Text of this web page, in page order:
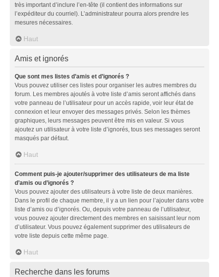
très important d’inclure l’en-tête (il contient des informations sur
l’expéditeur du courriel). L’administrateur pourra alors prendre les
mesures nécessaires.
Haut
Amis et ignorés
Que sont mes listes d’amis et d’ignorés ?
Vous pouvez utiliser ces listes pour organiser les autres membres du
forum. Les membres ajoutés à votre liste d’amis seront affichés dans
votre panneau de l’utilisateur pour un accès rapide, voir leur état de
connexion et leur envoyer des messages privés. Selon les thèmes
graphiques, leurs messages peuvent être mis en valeur. Si vous
ajoutez un utilisateur à votre liste d’ignorés, tous ses messages seront
masqués par défaut.
Haut
Comment puis-je ajouter/supprimer des utilisateurs de ma liste
d’amis ou d’ignorés ?
Vous pouvez ajouter des utilisateurs à votre liste de deux manières.
Dans le profil de chaque membre, il y a un lien pour l’ajouter dans votre
liste d’amis ou d’ignorés. Ou, depuis votre panneau de l’utilisateur,
vous pouvez ajouter directement des membres en saisissant leur nom
d’utilisateur. Vous pouvez également supprimer des utilisateurs de
votre liste depuis cette même page.
Haut
Recherche dans les forums